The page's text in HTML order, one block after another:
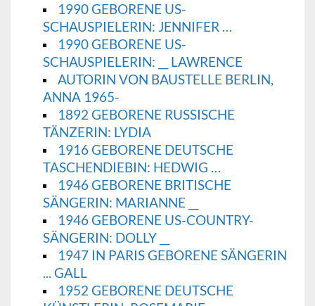
1990 GEBORENE US-
SCHAUSPIELERIN: JENNIFER …
1990 GEBORENE US-
SCHAUSPIELERIN: __ LAWRENCE
AUTORIN VON BAUSTELLE BERLIN,
ANNA 1965-
1892 GEBORENE RUSSISCHE
TÄNZERIN: LYDIA
1916 GEBORENE DEUTSCHE
TASCHENDIEBIN: HEDWIG …
1946 GEBORENE BRITISCHE
SÄNGERIN: MARIANNE __
1946 GEBORENE US-COUNTRY-
SÄNGERIN: DOLLY __
1947 IN PARIS GEBORENE SÄNGERIN
... GALL
1952 GEBORENE DEUTSCHE